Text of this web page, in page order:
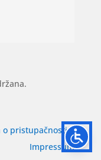
o pristupačnosti|
Impressum